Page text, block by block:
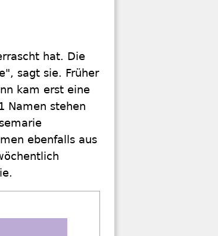
hat. Die
sagt sie. Früher
kam erst eine
Namen stehen
ebenfalls aus